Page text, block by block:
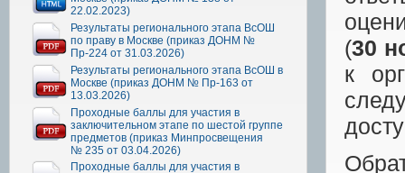
22.02.2023)
Результаты регионального этапа ВсОШ
по праву в Москве (приказ ДОНМ №
Пр-224 от 31.03.2026)
Результаты регионального этапа ВсОШ в
Москве (приказ ДОНМ № Пр-163 от
13.03.2026)
Проходные баллы для участия в
заключительном этапе по шестой группе
предметов (приказ Минпросвещения
№ 235 от 03.04.2026)
Проходные баллы для участия в
(30
к